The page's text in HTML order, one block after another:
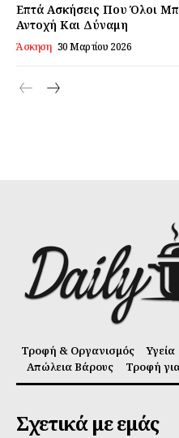
Επτά Ασκήσεις Που Όλοι
Αντοχή Και Δύναμη
Άσκηση 30 Μαρτίου 2026
Τροφή & Οργανισμός Υγεία
Απώλεια Βάρους
Τροφή
Σχετικά με εμάς